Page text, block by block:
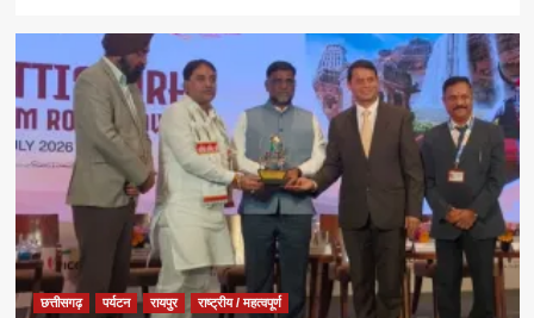
और
खुशहाली
की
कामना
ब्रह्माकुमारीज़,
अंबिकापुर
मुक्त
युवा,
विकसित
भारत
संकल्प
अभियान’
कार्यक्रम
छत्तीसगढ़ पर्यटन रायपुर राष्ट्रीय / महत्वपूर्ण